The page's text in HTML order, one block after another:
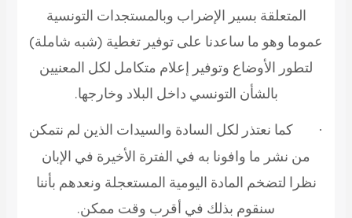
المتعلقة بسير الإضراب وبالمستجدات التونسية
عموما وهو ما ساعدنا على توفير تغطية (شبه شاملة)
لتطور الأوضاع وتوفير إعلام متكامل لكل المعنيين
بالشأن التونسي داخل البلاد وخارجها.
·
كما نعتذر لكل السادة والسيدات الذين لم نتمكن
من نشر ما وافونا به في الفترة الأخيرة في الإبان
نظرا لتضخم المادة اليومية المستعجلة ونعدهم بأننا
سنقوم بذلك في أقرب وقت ممكن.